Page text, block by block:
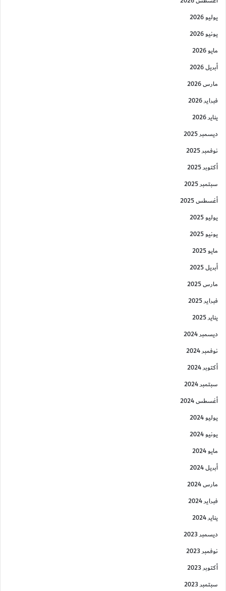
يوليو 2026
يونيو 2026
مايو 2026
أبريل 2026
مارس 2026
فبراير 2026
يناير 2026
ديسمبر 2025
نوفمبر 2025
أكتوبر 2025
سبتمبر 2025
أغسطس 2025
يوليو 2025
يونيو 2025
مايو 2025
أبريل 2025
مارس 2025
فبراير 2025
يناير 2025
ديسمبر 2024
نوفمبر 2024
أكتوبر 2024
سبتمبر 2024
أغسطس 2024
يوليو 2024
يونيو 2024
مايو 2024
أبريل 2024
مارس 2024
فبراير 2024
يناير 2024
ديسمبر 2023
نوفمبر 2023
أكتوبر 2023
سبتمبر 2023